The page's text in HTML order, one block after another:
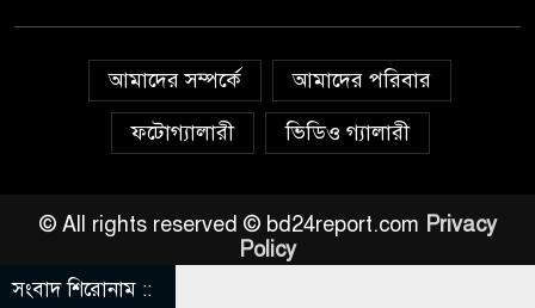
আমাদের সম্পর্কে
আমাদের পরিবার
ফটোগ্যালারী
ভিডিও গ্যালারী
© All rights reserved © bd24report.com Privacy
Policy
সংবাদ শিরোনাম ::
৬ নেতা